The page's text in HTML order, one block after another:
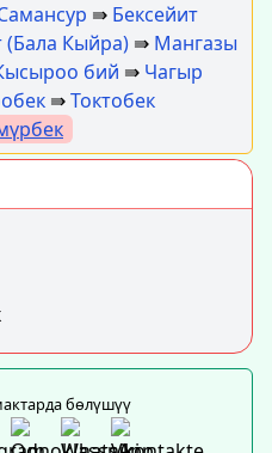
⇛ Бексейит
(Бала Кыйра) ⇛ Мангазы
бий ⇛ Чагыр
⇛Токтобек
бөлүшүү